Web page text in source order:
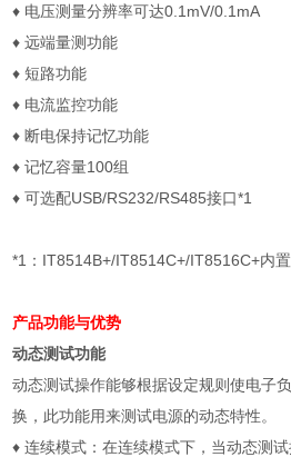
♦ 电压测量分辨率可达0.1mV/0.1mA
♦ 远端量测功能
♦ 短路功能
♦ 电流监控功能
♦ 断电保持记忆功能
♦ 记忆容量100组
♦ 可选配USB/RS232/RS485接口*1
*1 ： IT8514B+/IT8514C+/IT8516C+内置
产品功能与优势
动态测试功能
动态测试操作能够根据设定规则使电子
换，此功能用来测试电源的动态特性。
♦ 连续模式：在连续模式下，当动态测